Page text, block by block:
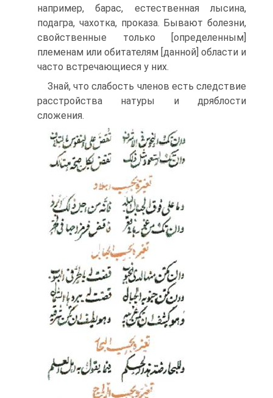
например, барас, естественная лысина,
подагра, чахотка, проказа. Бывают болезни,
свойственные только [определенным]
племенам или обитателям [данной] области и
часто встречающиеся у них.
Знай, что слабость членов есть следствие
расстройства натуры и дряблости
сложения.